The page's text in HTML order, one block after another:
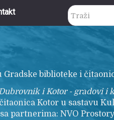
traži...
biblioteke i
i Kotor - gradovi i
Kotor u sastavu
partnerima: NVO